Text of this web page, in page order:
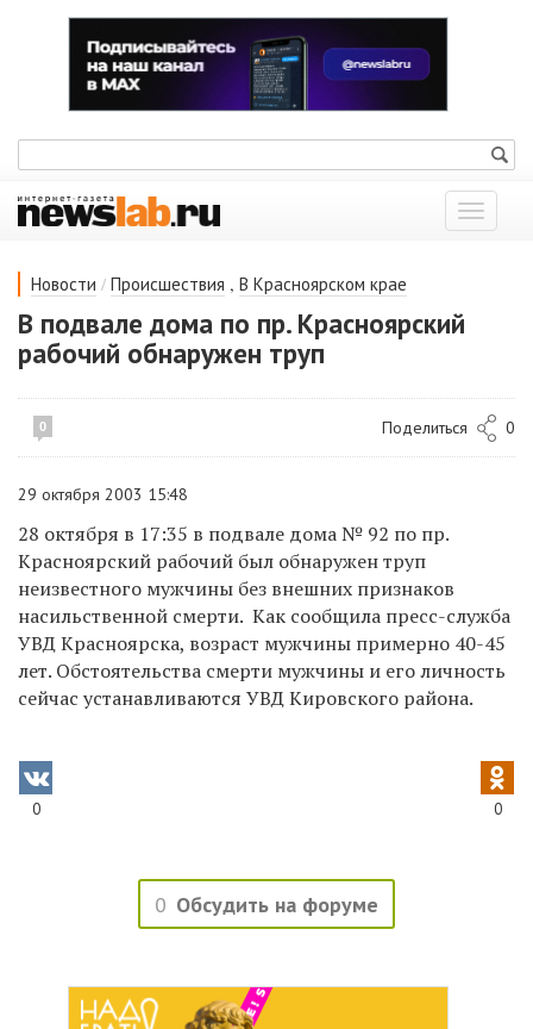
Показать
меню
Новости / Происшествия , В Красноярском крае
В подвале дома по пр. Красноярский
рабочий обнаружен труп
0 Поделиться 0
29 октября 2003 15:48
28 октября в 17:35 в подвале дома № 92 по пр.
Красноярский рабочий был обнаружен труп
неизвестного мужчины без внешних признаков
насильственной смерти. Как сообщила пресс-служба
УВД Красноярска, возраст мужчины примерно 40-45
лет. Обстоятельства смерти мужчины и его личность
сейчас устанавливаются УВД Кировского района.
0 0
0 Обсудить на форуме